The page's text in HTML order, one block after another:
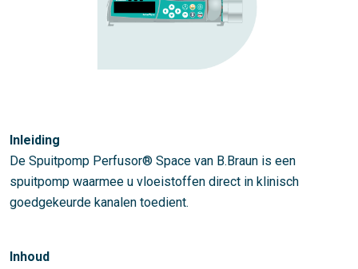
Inleiding
De Spuitpomp Perfusor® Space van B.Braun is een
spuitpomp waarmee u vloeistoffen direct in klinisch
goedgekeurde kanalen toedient.
Inhoud